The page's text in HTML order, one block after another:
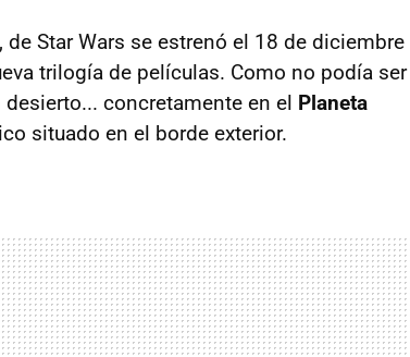
, de Star Wars se estrenó el 18 de diciembre
trilogía de películas. Como no podía ser
concretamente en el Planeta
situado en el borde exterior.